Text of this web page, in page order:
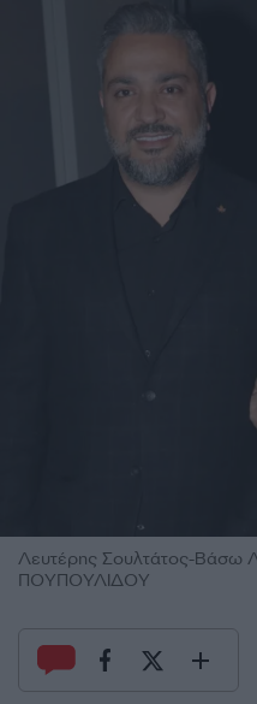
Λευτέρης Σουλτάτος-Βάσω
ΠΟΥΠΟΥΛΙΔΟΥ